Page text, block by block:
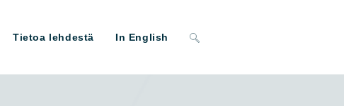
Tietoa lehdestä In English Toggle